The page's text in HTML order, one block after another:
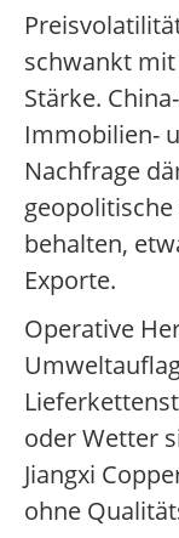
schwankt
Stärke.
Immobilien-
Nachfrage
behalten,
Exporte.
Operative
oder Wetter
Jiangxi
ohne